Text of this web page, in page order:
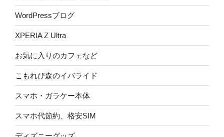
WordPressブログ
XPERIA Z Ultra
お気に入りのカフェなど
こもれび森のイバライド
スマホ・ガラケー本体
スマホ代節約、格安SIM